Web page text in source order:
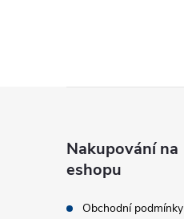
Nakupování na
eshopu
Obchodní podmínky